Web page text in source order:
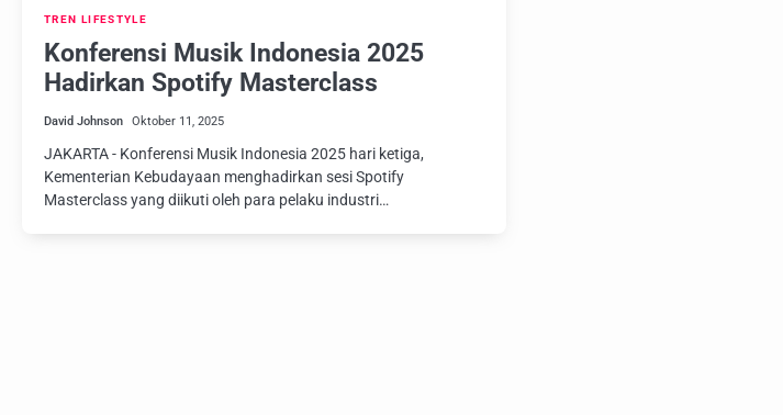
TREN LIFESTYLE
Konferensi Musik Indonesia 2025
Hadirkan Spotify Masterclass
David Johnson Oktober 11, 2025
JAKARTA - Konferensi Musik Indonesia 2025 hari ketiga,
Kementerian Kebudayaan menghadirkan sesi Spotify
Masterclass yang diikuti oleh para pelaku industri…